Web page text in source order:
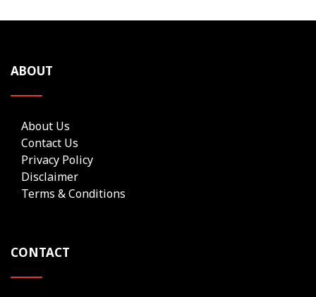
ABOUT
About Us
Contact Us
Privacy Policy
Disclaimer
Terms & Conditions
CONTACT